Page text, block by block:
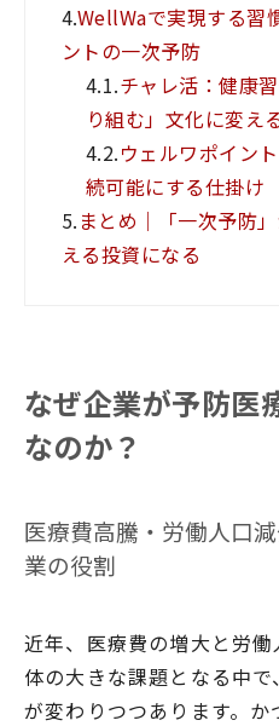
4.WellWaで実現する習
ントの一次予防
4.1.チャレ活：健康
り組む」文化に変え
4.2.ウェルワポイン
続可能にする仕掛け
5. まとめ｜「一次予防
える投資になる
なぜ企業が予防医
なのか？
医療費高騰・労働人口
業の役割
近年、医療費の増大と労
体の大きな課題となる中
が変わりつつあります。